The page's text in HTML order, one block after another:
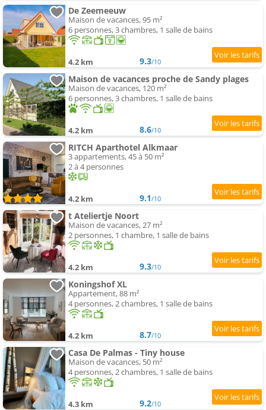
De Zeemeeuw
Maison de vacances, 95 m²
6 personnes, 3 chambres, 1 salle de bains
4.2 km 9.3/10
Maison de vacances proche de Sandy plages
Maison de vacances, 120 m²
6 personnes, 3 chambres, 1 salle de bains
4.2 km 8.6/10
RITCH Aparthotel Alkmaar
3 appartements, 45 à 50 m²
2 à 4 personnes
4.2 km 9.1/10
t Ateliertje Noort
Maison de vacances, 27 m²
2 personnes, 1 chambre, 1 salle de bains
4.2 km 9.3/10
Koningshof XL
Appartement, 88 m²
4 personnes, 2 chambres, 1 salle de bains
4.2 km 8.7/10
Casa De Palmas - Tiny house
Maison de vacances, 50 m²
4 personnes, 2 chambres, 1 salle de bains
4.3 km 9.2/10